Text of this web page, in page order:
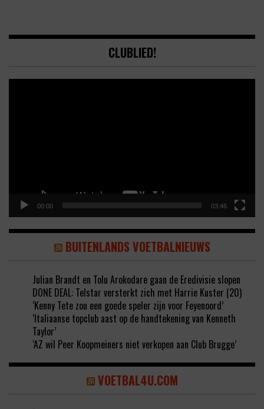
CLUBLIED!
00:00 03:46
BUITENLANDS VOETBALNIEUWS
Julian Brandt en Tolu Arokodare gaan de Eredivisie slopen
DONE DEAL: Telstar versterkt zich met Harrie Kuster (20)
‘Kenny Tete zou een goede speler zijn voor Feyenoord’
‘Italiaanse topclub aast op de handtekening van Kenneth
Taylor’
‘AZ wil Peer Koopmeiners niet verkopen aan Club Brugge’
VOETBAL4U.COM